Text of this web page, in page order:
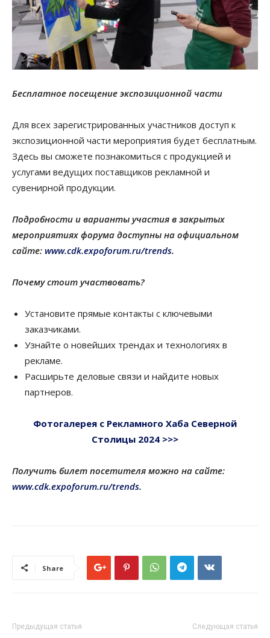
Бесплатное посещение экспозиционной части
Для всех зарегистрированных участников доступ к
экспозиционной части мероприятия будет бесплатным.
Здесь вы сможете познакомиться с продукцией и
услугами ведущих поставщиков рекламной и
сувенирной продукции.
Подробности и варианты участия в закрытых
мероприятиях форума доступны на официальном
сайте: www.cdk.expoforum.ru/trends.
Почему стоит участвовать?
Установите прямые контакты с ключевыми
заказчиками.
Узнайте о новейших трендах и технологиях в
рекламе.
Расширьте деловые связи и найдите новых
партнеров.
Фотогалерея с Рекламного Хаба Северной
Столицы 2024 >>>
Получить билет посетителя можно на сайте:
www.cdk.expoforum.ru/trends.
Share
Предыдущая статья Следующая статья